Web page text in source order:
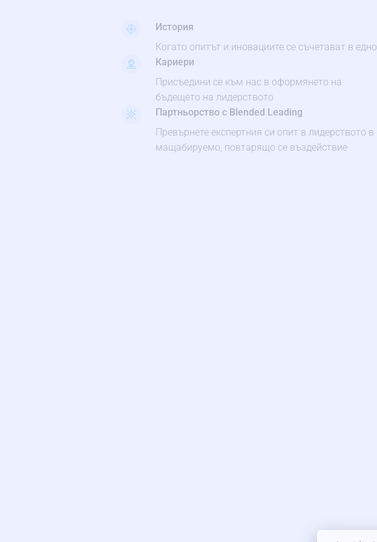
История
Когато опитът и иновациите се съчетават в едно
Кариери
Присъедини се към нас в оформянето на
бъдещето на лидерството
Партньорство с Blended Leading
Превърнете експертния си опит в лидерството в
мащабируемо, повтарящо се въздействие